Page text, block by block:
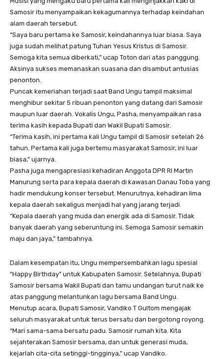
Samosir itu menyampaikan kekagumannya terhadap keindahan
alam daerah tersebut.
“Saya baru pertama ke Samosir, keindahannya luar biasa. Saya
juga sudah melihat patung Tuhan Yesus Kristus di Samosir.
Semoga kita semua diberkati,” ucap Toton dari atas panggung.
Aksinya sukses memanaskan suasana dan disambut antusias
penonton.
Puncak kemeriahan terjadi saat Band Ungu tampil maksimal
menghibur sekitar 5 ribuan penonton yang datang dari Samosir
maupun luar daerah. Vokalis Ungu, Pasha, menyampaikan rasa
terima kasih kepada Bupati dan Wakil Bupati Samosir.
“Terima kasih, ini pertama kali Ungu tampil di Samosir setelah 26
tahun. Pertama kali juga bertemu masyarakat Samosir, ini luar
biasa,” ujarnya.
Pasha juga mengapresiasi kehadiran Anggota DPR RI Martin
Manurung serta para kepala daerah di kawasan Danau Toba yang
hadir mendukung konser tersebut. Menurutnya, kehadiran lima
kepala daerah sekaligus menjadi hal yang jarang terjadi.
“Kepala daerah yang muda dan energik ada di Samosir. Tidak
banyak daerah yang seberuntung ini. Semoga Samosir semakin
maju dan jaya,” tambahnya.
Dalam kesempatan itu, Ungu mempersembahkan lagu spesial
“Happy Birthday” untuk Kabupaten Samosir. Setelahnya, Bupati
Samosir bersama Wakil Bupati dan tamu undangan turut naik ke
atas panggung melantunkan lagu bersama Band Ungu.
Menutup acara, Bupati Samosir, Vandiko T Gultom mengajak
seluruh masyarakat untuk terus bersatu dan bergotong royong.
“Mari sama-sama bersatu padu. Samosir rumah kita. Kita
sejahterakan Samosir bersama, dan untuk generasi muda,
kejarlah cita-cita setinggi-tingginya,” ucap Vandiko.